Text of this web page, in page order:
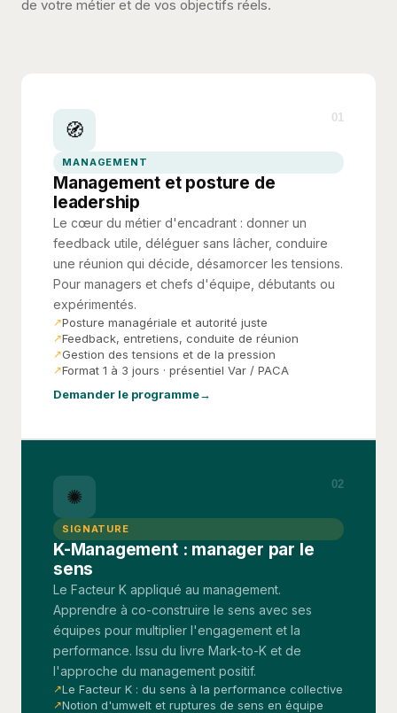
de votre métier et de vos objectifs réels.
🧭
01
MANAGEMENT
Management et posture de
leadership
Le cœur du métier d'encadrant : donner un
feedback utile, déléguer sans lâcher, conduire
une réunion qui décide, désamorcer les tensions.
Pour managers et chefs d'équipe, débutants ou
expérimentés.
Posture managériale et autorité juste
Feedback, entretiens, conduite de réunion
Gestion des tensions et de la pression
Format 1 à 3 jours · présentiel Var / PACA
Demander le programme
✺
02
SIGNATURE
K-Management : manager par le
sens
Le Facteur K appliqué au management.
Apprendre à co-construire le sens avec ses
équipes pour multiplier l'engagement et la
performance. Issu du livre Mark-to-K et de
l'approche du management positif.
Le Facteur K : du sens à la performance collective
Notion d'umwelt et ruptures de sens en équipe